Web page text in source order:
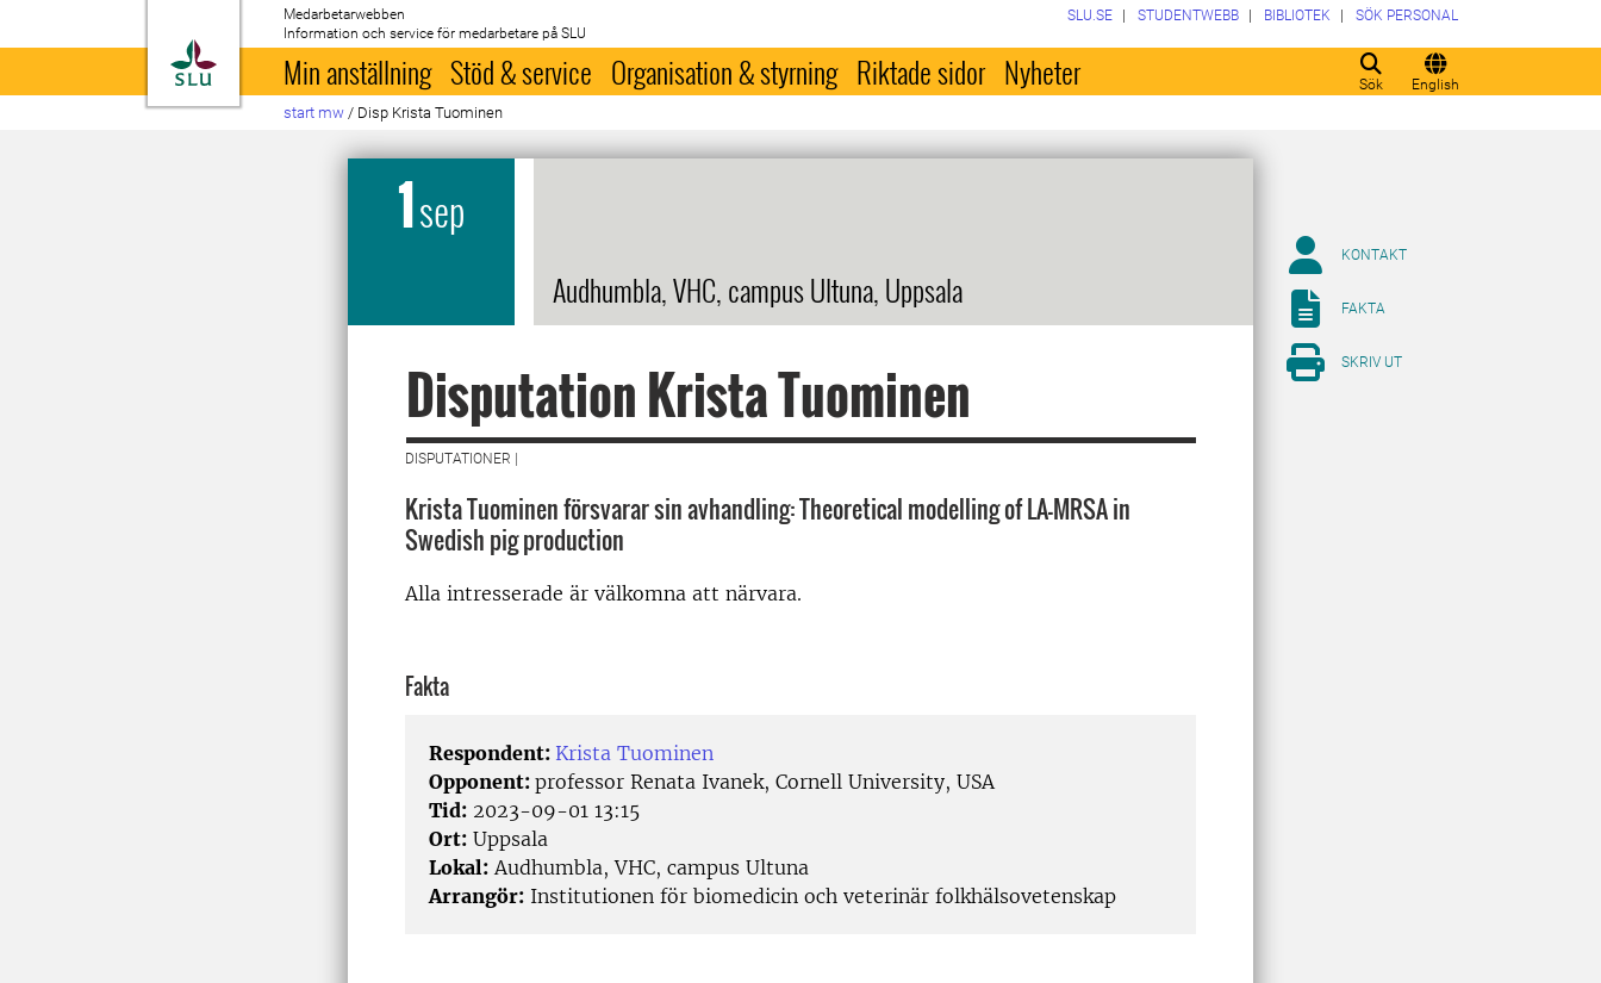
Till startsida
Medarbetarwebben
Information och service för medarbetare på SLU
Sök English
SLU.SE STUDENTWEBB BIBLIOTEK SÖK PERSONAL
Min anställning Stöd & service Organisation & styrning Riktade sidor Nyheter
start mw / Disp Krista Tuominen
1sep
Audhumbla, VHC, campus Ultuna, Uppsala
Disputation Krista Tuominen
DISPUTATIONER |
Krista Tuominen försvarar sin avhandling: Theoretical modelling of LA-MRSA in
Swedish pig production
Alla intresserade är välkomna att närvara.
Fakta
Respondent: Krista Tuominen
Opponent: professor Renata Ivanek, Cornell University, USA
Tid: 2023-09-01 13:15
Ort: Uppsala
Lokal: Audhumbla, VHC, campus Ultuna
Arrangör: Institutionen för biomedicin och veterinär folkhälsovetenskap
KONTAKT
FAKTA
SKRIV UT